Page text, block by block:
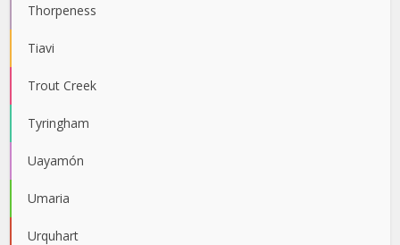
Thorpeness
Tiavi
Trout Creek
Tyringham
Uayamón
Umaria
Urquhart